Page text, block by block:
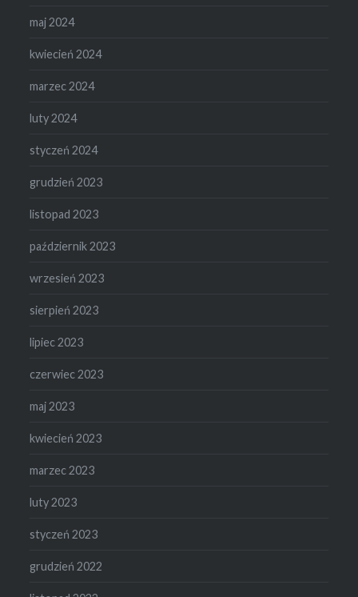
maj 2024
kwiecień 2024
marzec 2024
luty 2024
styczeń 2024
grudzień 2023
listopad 2023
październik 2023
wrzesień 2023
sierpień 2023
lipiec 2023
czerwiec 2023
maj 2023
kwiecień 2023
marzec 2023
luty 2023
styczeń 2023
grudzień 2022